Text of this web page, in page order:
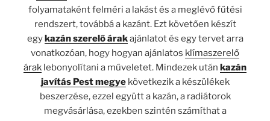
folyamataként felméri a lakást és a meglévő fűtési
rendszert, továbbá a kazánt. Ezt követően készít
egykazán szerelő árakajánlatot és egy tervet arra
vonatkozóan, hogy hogyan ajánlatos klímaszerelő
árak lebonyolítani a műveletet. Mindezek után kazán
javítás Pest megyekövetkezik a készülékek
beszerzése, ezzel együtt a kazán, a radiátorok
megvásárlása, ezekben szintén számíthat a